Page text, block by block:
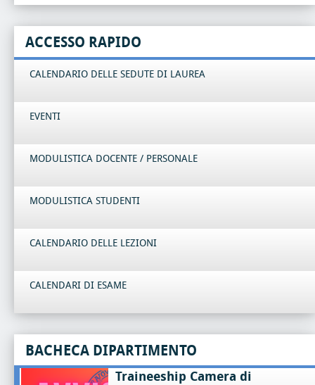
ACCESSO RAPIDO
CALENDARIO DELLE SEDUTE DI LAUREA
EVENTI
MODULISTICA DOCENTE / PERSONALE
MODULISTICA STUDENTI
CALENDARIO DELLE LEZIONI
CALENDARI DI ESAME
BACHECA DIPARTIMENTO
Traineeship Camera di